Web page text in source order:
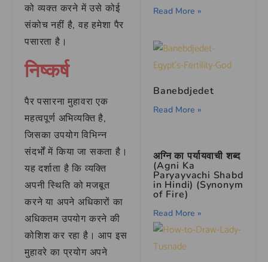
को व्यक्त करने में उसे कोई
संकोच नहीं है, वह हमेशा पैर
पसारता है।
निष्कर्ष
पैर पसारना मुहावरा एक
महत्वपूर्ण अभिव्यक्ति है,
जिसका उपयोग विभिन्न
संदर्भों में किया जा सकता है।
यह दर्शाता है कि व्यक्ति
अपनी स्थिति को मजबूत
करने या अपने अधिकारों का
अधिकतम उपयोग करने की
कोशिश कर रहा है। आप इस
मुहावरे का प्रयोग अपने
Read More »
Banebdjedet
Read More »
अग्नि का पर्यायवाची शब्द
(Agni Ka
Paryayvachi Shabd
in Hindi) (Synonym
of Fire)
Read More »